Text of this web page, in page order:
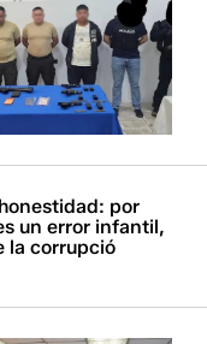
por
un error infantil,
la corrupció